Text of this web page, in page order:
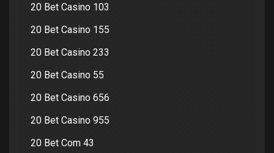
20 Bet Casino 103
20 Bet Casino 155
20 Bet Casino 233
20 Bet Casino 55
20 Bet Casino 656
20 Bet Casino 955
20 Bet Com 43